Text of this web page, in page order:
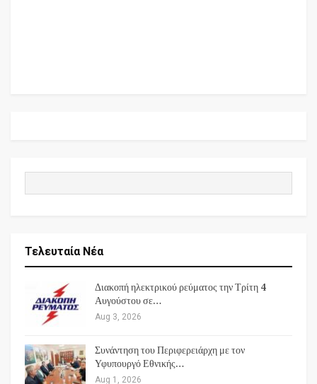
Τελευταία Νέα
Διακοπή ηλεκτρικού ρεύματος την Τρίτη 4
Αυγούστου σε…
Aug 3, 2026
Συνάντηση του Περιφερειάρχη με τον
Υφυπουργό Εθνικής…
Aug 1, 2026